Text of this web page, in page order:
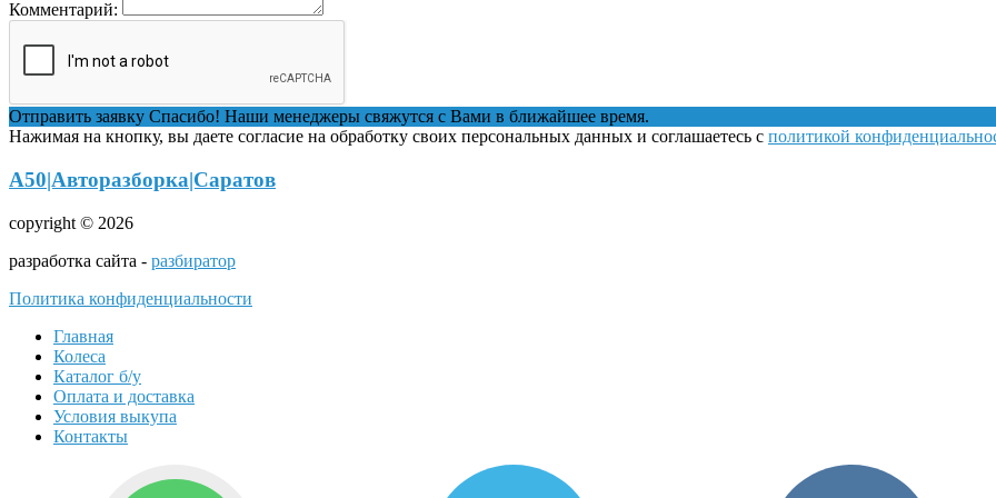
Комментарий:
Отправить заявку Спасибо! Наши менеджеры свяжутся с Вами в ближайшее время.
Нажимая на кнопку, вы даете согласие на обработку своих персональных данных и соглашаетесь с политикой
А50|Авторазборка|Саратов
copyright © 2026
разработка сайта - разбиратор
Политика конфиденциальности
Главная
Колеса
Каталог б/у
Оплата и доставка
Условия выкупа
Контакты